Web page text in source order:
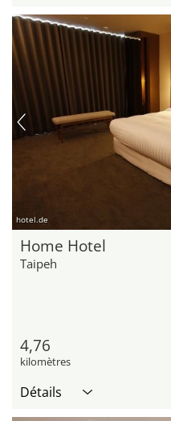
hotel.de
Home Hotel
Taipeh
4,76
kilomètres
Détails